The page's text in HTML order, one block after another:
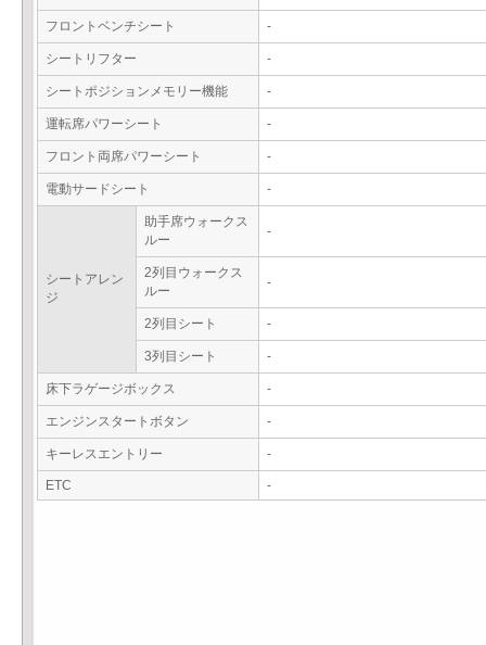
フロントベンチシート -
シートリフター -
シートポジションメモリー機能 -
運転席パワーシート -
フロント両席パワーシート -
電動サードシート -
シートアレン
ジ
助手席ウォークス
ルー
-
2列目ウォークス
ルー
-
2列目シート -
3列目シート -
床下ラゲージボックス -
エンジンスタートボタン -
キーレスエントリー -
ETC -